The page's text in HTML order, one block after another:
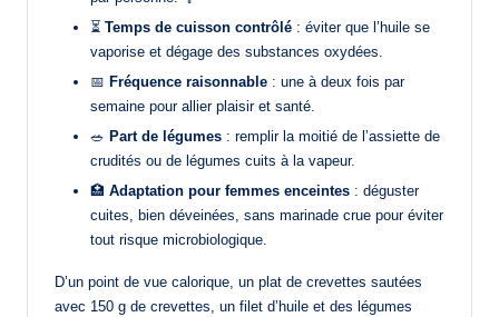
⏳ Temps de cuisson contrôlé : éviter que l’huile se
vaporise et dégage des substances oxydées.
📅 Fréquence raisonnable : une à deux fois par
semaine pour allier plaisir et santé.
🥗 Part de légumes : remplir la moitié de l’assiette de
crudités ou de légumes cuits à la vapeur.
🏥 Adaptation pour femmes enceintes : déguster
cuites, bien déveinées, sans marinade crue pour éviter
tout risque microbiologique.
D’un point de vue calorique, un plat de crevettes sautées
avec 150 g de crevettes, un filet d’huile et des légumes